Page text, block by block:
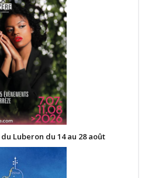
Luberon du 14 au 28 août